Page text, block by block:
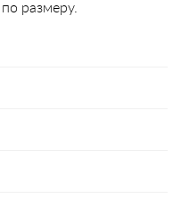
размеру.